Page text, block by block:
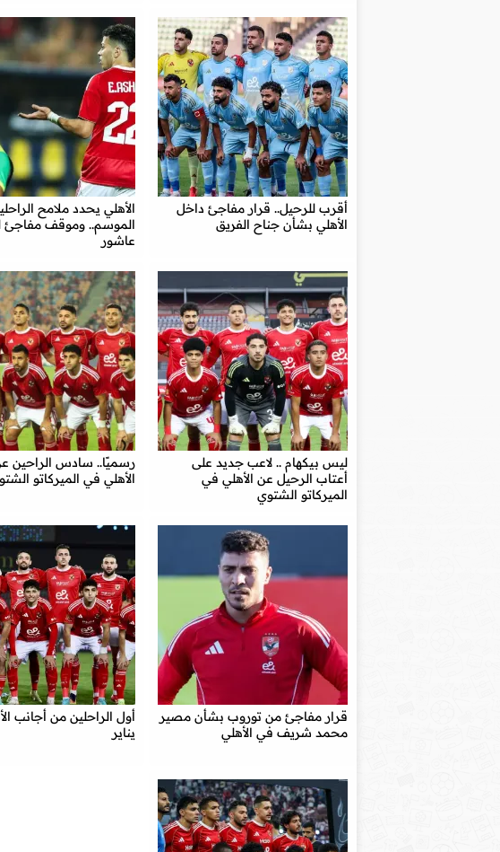
أقرب للرحيل.. قرار مفاجئ داخل
الأهلي بشأن جناح الفريق
الأهلي يحدد ملامح
الموسم.. وموقف مفاجئ
عاشور
ليس بيكهام .. لاعب جديد على
أعتاب الرحيل عن الأهلي في
الميركاتو الشتوي
رسميًا.. سادس
الأهلي في الميركاتو
قرار مفاجئ من توروب بشأن مصير
محمد شريف في الأهلي
أول الراحلين من أجانب
يناير